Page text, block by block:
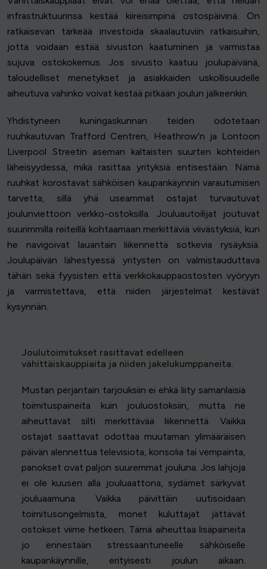
infrastruktuurinsa kestää kiireisimpinä ostospäivinä. On
ratkaisevan tärkeää investoida skaalautuviin ratkaisuihin,
jotta voidaan estää sivuston kaatuminen ja varmistaa
sujuva ostokokemus. Jos sivusto kaatuu joulupäivänä,
taloudelliset menetykset ja asiakkaiden uskollisuudelle
aiheutuva vahinko voivat kestää pitkään joulun jälkeenkin.
Yhdistyneen kuningaskunnan teiden odotetaan
ruuhkautuvan Trafford Centren, Heathrow'n ja Lontoon
Liverpool Streetin aseman kaltaisten suurten kohteiden
läheisyydessä, mikä rasittaa yrityksiä entisestään. Nämä
ruuhkat korostavat sähköisen kaupankäynnin varautumisen
tarvetta, sillä yhä useammat ostajat turvautuvat
joulunviettoon verkko-ostoksilla. Jouluautoilijat joutuvat
suurimmilla reiteillä kohtaamaan merkittäviä viivästyksiä, kun
he navigoivat lauantain liikennettä sotkevia rysäyksiä.
Joulupäivän lähestyessä yritysten on valmistauduttava
tähän sekä fyysisten että verkkokauppaostosten vyöryyn
ja varmistettava, että niiden järjestelmät kestävät
kysynnän.
Joulutoimitukset rasittavat edelleen
vähittäiskauppiaita ja niiden jakelukumppaneita.
Mustan perjantain tarjouksiin ei ehkä liity samanlaisia
toimituspaineita kuin jouluostoksiin, mutta ne
aiheuttavat silti merkittävää liikennettä. Vaikka
ostajat saattavat odottaa muutaman ylimääräisen
päivän alennettua televisiota, konsolia tai vempainta,
panokset ovat paljon suuremmat jouluna. Jos lahjoja
ei ole kuusen alla jouluaattona, sydämet särkyvät
jouluaamuna. Vaikka päivittäin uutisoidaan
toimitusongelmista, monet kuluttajat jättävät
ostokset viime hetkeen. Tämä aiheuttaa lisäpaineita
jo ennestään stressaantuneelle sähköiselle
kaupankäynnille, erityisesti joulun aikaan.